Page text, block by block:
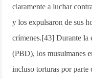
claramente a luchar
y los expulsaron de sus
crímenes.[43] Durante la
(PBD), los musulmanes
incluso torturas por parte